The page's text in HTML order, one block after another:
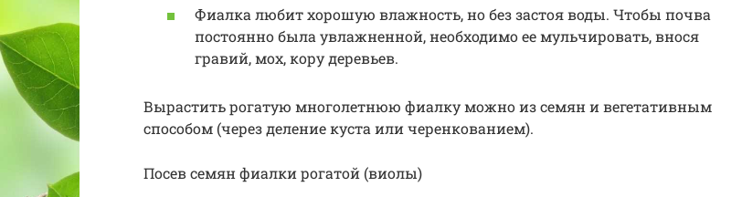
Фиалка любит хорошую влажность, но без застоя воды. Чтобы почва
постоянно была увлажненной, необходимо ее мульчировать, внося
гравий, мох, кору деревьев.
Вырастить рогатую многолетнюю фиалку можно из семян и вегетативным
способом (через деление куста или черенкованием).
Посев семян фиалки рогатой (виолы)